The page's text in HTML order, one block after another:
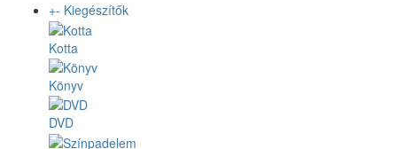
+- Kiegészítők
Kotta
Könyv
DVD